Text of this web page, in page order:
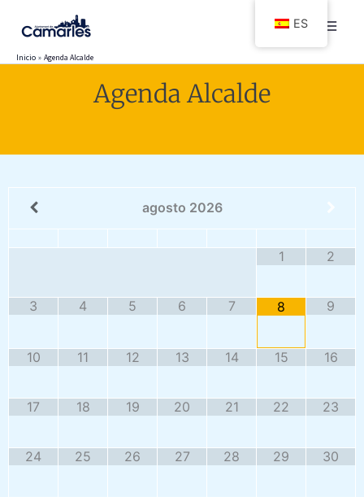
contenido
Inicio Agenda Alcalde
Agenda Alcalde
agosto 2026
1 2
3 4 5 6 7 8 9
10 11 12 13 14 15 16
17 18 19 20 21 22 23
24 25 26 27 28 29 30
ES